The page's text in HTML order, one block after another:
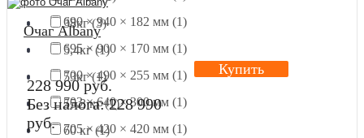
690 × 940 × 182 мм (1)
695 × 900 × 170 мм (1)
700 × 490 × 255 мм (1)
703 × 640 × 300 мм (1)
705 × 420 × 420 мм (1)
38кг (3)
5,4кг (1)
53кг (1)
55.3 кг (1)
60 кг (1)
Очаг Albany
228 990 руб.
Без налога: 228 990
руб.
Купить